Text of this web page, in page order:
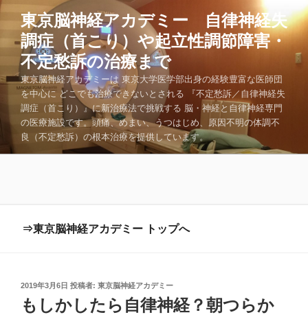
コ
ツ
キ
プ
東京脳神経アカデミー 自律神経失
調症（首こり）や起立性調節障害・
不定愁訴の治療まで
東京脳神経アカデミーは 東京大学医学部出身の経験豊富な医師団
を中心に どこでも治療できないとされる 『不定愁訴／自律神経失
調症（首こり）』に新治療法で挑戦する 脳・神経と自律神経専門
の医療施設です。頭痛、めまい、うつはじめ、原因不明の体調不
良（不定愁訴）の根本治療を提供しています。
⇒東京脳神経アカデミー トップへ
投
稿
日:
2019年3月6日 投稿者: 東京脳神経アカデミー
もしかしたら自律神経？朝つらか